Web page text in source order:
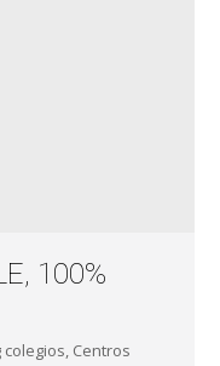
100%
colegios, Centros